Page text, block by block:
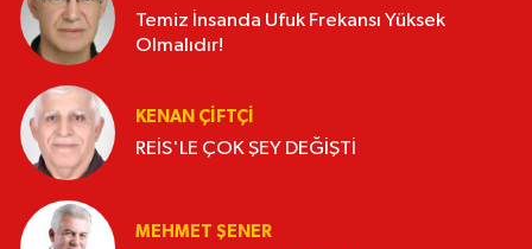
Temiz İnsanda Ufuk Frekansı Yüksek
Olmalıdır!
KENAN ÇİFTÇİ
REİS'LE ÇOK ŞEY DEĞİŞTİ
MEHMET ŞENER